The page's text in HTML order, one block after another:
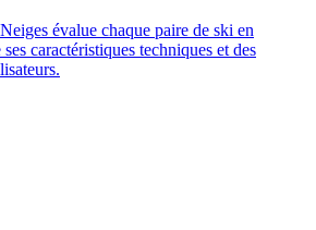
évalue chaque paire de ski en
caractéristiques techniques et des